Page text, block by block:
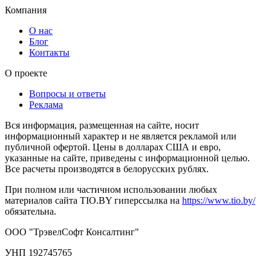
Компания
О нас
Блог
Контакты
О проекте
Вопросы и ответы
Реклама
Вся информация, размещенная на сайте, носит
информационный характер и не является рекламой или
публичной офертой. Цены в долларах США и евро,
указанные на сайте, приведены с информационной целью.
Все расчеты производятся в белорусских рублях.
При полном или частичном использовании любых
материалов сайта TIO.BY гиперссылка на https://www.tio.by/
обязательна.
ООО "ТрэвелСофт Консалтинг"
УНП 192745765